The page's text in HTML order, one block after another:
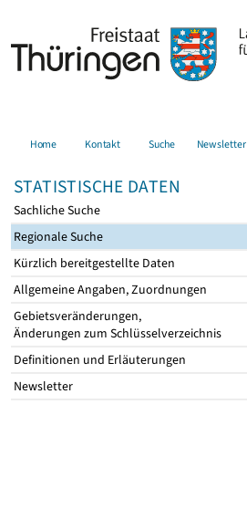
Home Kontakt Suche Newsletter
STATISTISCHE DATEN
Sachliche Suche
Regionale Suche
Kürzlich bereitgestellte Daten
Allgemeine Angaben, Zuordnungen
Gebietsveränderungen,
Änderungen zum Schlüsselverzeichnis
Definitionen und Erläuterungen
Newsletter